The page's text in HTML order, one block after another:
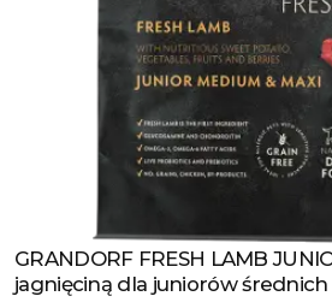
Zobacz produkt
GRANDORF FRESH LAMB
jagnięciną dla juniorów